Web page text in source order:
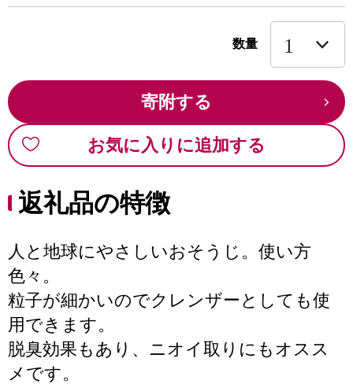
数量
寄附する
お気に入りに追加する
返礼品の特徴
人と地球にやさしいおそうじ。使い方
色々。
粒子が細かいのでクレンザーとしても使
用できます。
脱臭効果もあり、ニオイ取りにもオスス
メです。